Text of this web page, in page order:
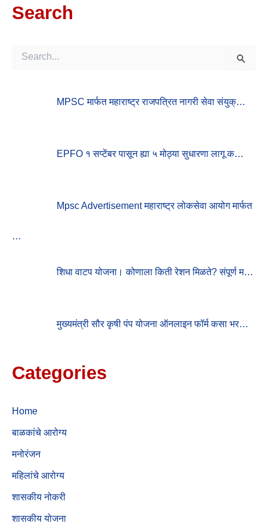
Search
MPSC मार्फत महाराष्ट्र राजपत्रित नागरी सेवा संयुक्…
EPFO १ सप्टेंबर पासून ह्या ५ मोठ्या सुधारणा लागू क…
Mpsc Advertisement महाराष्ट्र लोकसेवा आयोग मार्फत
…
शिधा वाटप योजना। कोणाला किती रेशन मिळते? संपूर्ण म…
मुख्यमंत्री सौर कृषी पंप योजना ऑनलाइन फॉर्म कसा भर…
Categories
Home
बाळकांचे आरोग्य
मनोरंजन
महिलांचे आरोग्य
शासकीय नोकरी
शासकीय योजना